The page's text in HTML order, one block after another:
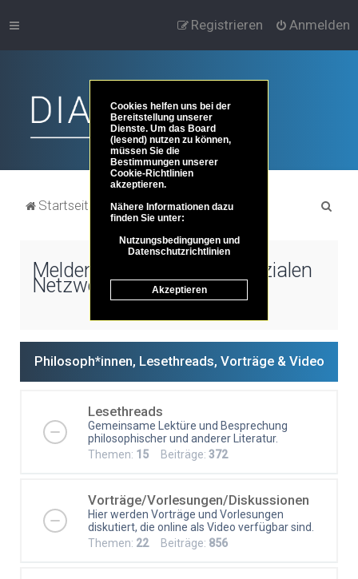
Anmelden
Registrieren
Startseite Portal Foren-Übersicht
Melden Sie sich über die sozialen
Netzwerke an
Philosoph*innen, Lesethreads, Vorträge & Video
Lesethreads
Gemeinsame Lektüre und Besprechung
philosophischer und anderer Literatur.
Themen: 15 Beiträge: 372
Vorträge/Vorlesungen/Diskussionen
Hier werden Vorträge und Vorlesungen
diskutiert, die online als Video verfügbar sind.
Themen: 22Beiträge: 856
Cookies helfen uns bei der
Bereitstellung unserer
Dienste. Um das Board
(lesend) nutzen zu können,
müssen Sie die
Bestimmungen unserer
Cookie-Richtlinien
akzeptieren.
Nähere Informationen dazu
finden Sie unter:
Nutzungsbedingungen und
Datenschutzrichtlinien
Akzeptieren